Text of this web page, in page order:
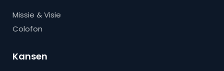
Missie & Visie
Colofon
Kansen